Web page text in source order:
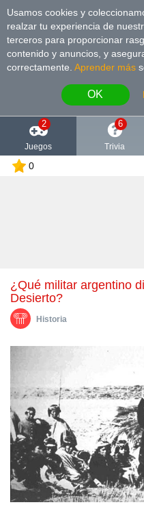
Usamos cookies y
realzar tu experiencia de
terceros para proporcionar
contenido y anuncios, y
correctamente. Aprender más
OK
2
Juegos
6
Trivia
0
¿Qué militar argentino dirigió la Conquista del
Desierto?
Historia